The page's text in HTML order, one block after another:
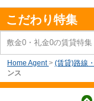
こだわり特集
敷金0・礼金0の賃貸特集
Home Agent > (賃貸)路線
ンス